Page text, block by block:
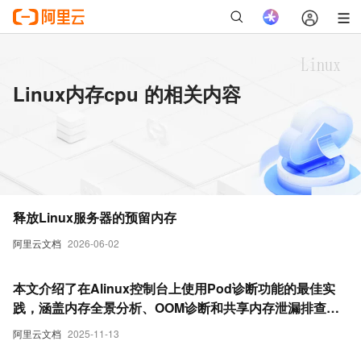
Linux内存cpu 的相关内容
阿里云文档 2026-06-02
释放Linux服务器的预留内存
阿里云文档 2025-11-13
本文介绍了在Alinux控制台上使用Pod诊断功能的最佳实
践，涵盖内存全景分析、OOM诊断和共享内存泄漏排查等
关键场景案例。